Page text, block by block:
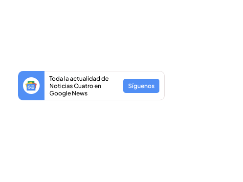
Toda la actualidad de
Noticias Cuatro en
Google News
Síguenos